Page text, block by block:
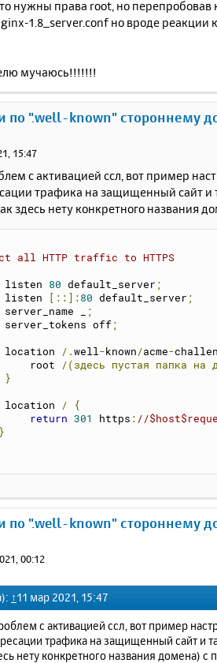
нужны права root, но перепробовав
1.8_server.conf но вроде
мучаюсь!!!!!!!
по ".well-known" стороннему
15:47
с активацией ссл, вот пример
трафика на защищенный сайт и
здесь нету конкретного названия
all HTTP traffic to HTTPS
listen
80 default_server ;
listen
[::]: 80 default_server ;
server_name _
;
             server_tokens off
;
             location
/. well - known /acme-
                 root
/(здесь пустая папка на
}
location
/
{
return 301 https : //
}
по ".well-known" стороннему
00:12
↑11 мар 2021, 15:47
с активацией ссл, вот пример
трафика на защищенный сайт и
нету конкретного названия домена) с